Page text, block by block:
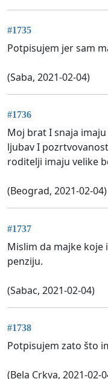
#1735
Potpisujem jer sam
(Saba, 2021-02-04)
#1736
Moj brat I snaja
ljubav I
roditelji imaju velike
(Beograd, 2021-02-04)
#1737
Mislim da majke koje
penziju.
(Sabac, 2021-02-04)
#1738
Potpisujem zato što
(Bela Crkva, 2021-02-